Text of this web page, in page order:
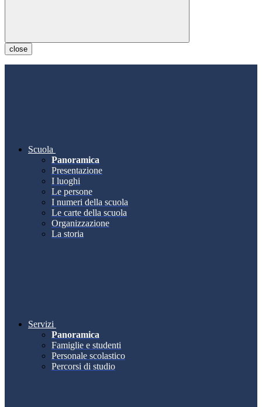
close
Scuola
Panoramica
Presentazione
I luoghi
Le persone
I numeri della scuola
Le carte della scuola
Organizzazione
La storia
Servizi
Panoramica
Famiglie e studenti
Personale scolastico
Percorsi di studio